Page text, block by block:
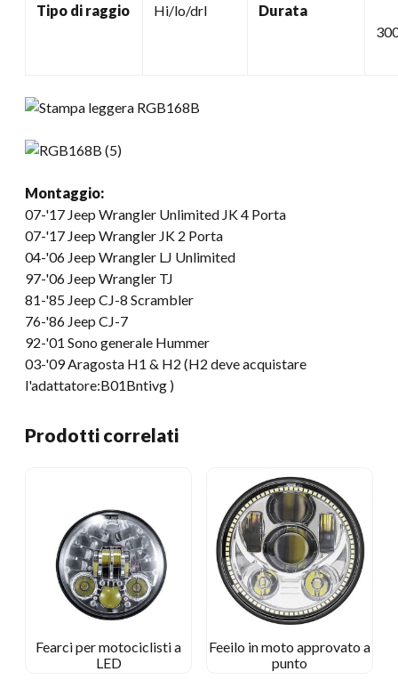
Tipo di raggio Hi/lo/drl
Durata
Montaggio:
07-'17 Jeep Wrangler Unlimited JK4 Porta
07-'17 Jeep Wrangler JK 2 Porta
04-'06 Jeep Wrangler LJ Unlimited
97-'06 Jeep Wrangler TJ
81-'85 Jeep CJ-8 Scrambler
76-'86 Jeep CJ-7
92-'01 Sono generale Hummer
03-'09 Aragosta H1 & H2 (H2 deve acquistare
l'adattatore:B01Bntivg )
Prodotti correlati
Fearci per motociclisti a
LED
Feeilo in moto approvato a
punto